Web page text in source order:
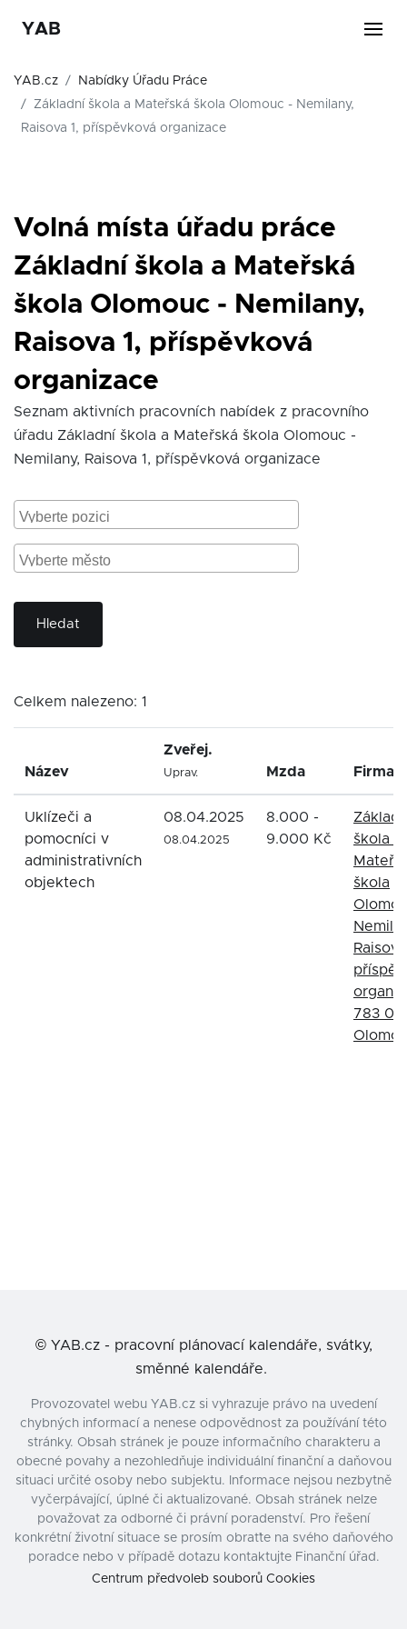
YAB
YAB.cz
Nabídky Úřadu Práce
Základní škola a Mateřská škola Olomouc - Nemilany,
Raisova 1, příspěvková organizace
Volná místa úřadu práce
Základní škola a Mateřská
škola Olomouc - Nemilany,
Raisova 1, příspěvková
organizace
Seznam aktivních pracovních nabídek z pracovního
úřadu Základní škola a Mateřská škola Olomouc -
Nemilany, Raisova 1, příspěvková organizace
Hledat
Celkem nalezeno: 1
Název
Zveřej.
Uprav. Mzda Firma
Uklízeči a
pomocníci v
administrativních
objektech
08.04.2025
08.04.2025
8.000 -
9.000 Kč
škola a
škola
Raisova
783 02
© YAB.cz - pracovní plánovací kalendáře, svátky,
směnné kalendáře.
Provozovatel webu YAB.cz si vyhrazuje právo na uvedení
chybných informací a nenese odpovědnost za používání této
stránky. Obsah stránek je pouze informačního charakteru a
obecné povahy a nezohledňuje individuální finanční a daňovou
situaci určité osoby nebo subjektu. Informace nejsou nezbytně
vyčerpávající, úplné či aktualizované. Obsah stránek nelze
považovat za odborné či právní poradenství. Pro řešení
konkrétní životní situace se prosím obraťte na svého daňového
poradce nebo v případě dotazu kontaktujte Finanční úřad.
Centrum předvoleb souborů Cookies